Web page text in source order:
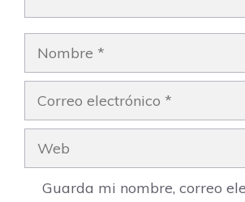
Nombre
Correo
electrónico
Web
Guarda mi nombre, correo